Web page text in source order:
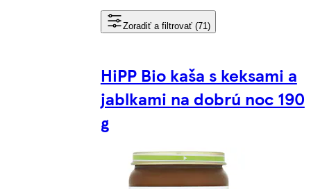
Zoradiť a filtrovať (71)
HiPP Bio kaša s keksami a
jablkami na dobrú noc 190
g